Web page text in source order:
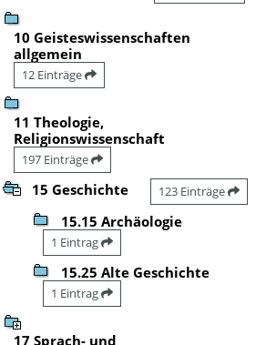
10 Geisteswissenschaften
allgemein
12 Einträge
11 Theologie,
Religionswissenschaft
197 Einträge
15 Geschichte 123 Einträge
15.15 Archäologie
1 Eintrag
15.25 Alte Geschichte
1 Eintrag
17 Sprach- und